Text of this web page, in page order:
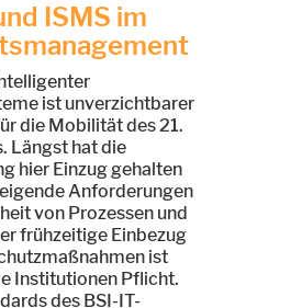
ISMS im
ist unverzichtbarer
die Mobilität des 21.
Längst hat die
hier Einzug gehalten
Anforderungen
von Prozessen und
frühzeitige Einbezug
ist
Institutionen Pflicht.
des BSI-IT-